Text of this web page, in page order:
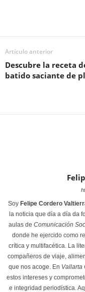
Artículo anterior
Descubre la receta
batido saciante de
Soy Felipe Cordero
la noticia que día a día da
aulas de Comunicación
donde he ejercido como
crítica y multifacética. La
compañeros de viaje,
que nos acoge. En Vallarta
estos intereses y
e integridad periodística.